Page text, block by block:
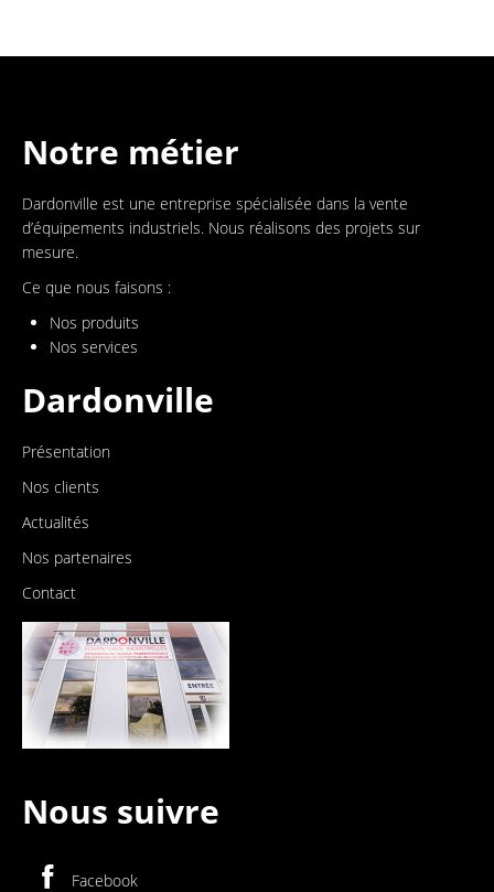
Notre métier
Dardonville est une entreprise spécialisée dans la vente
d’équipements industriels. Nous réalisons des projets sur
mesure.
Ce que nous faisons :
Nos produits
Nos services
Dardonville
Présentation
Nos clients
Actualités
Nos partenaires
Contact
Nous suivre
Facebook